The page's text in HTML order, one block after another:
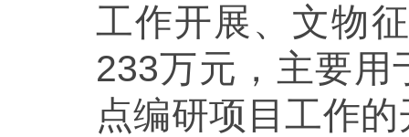
工作开展、文物
233万元，主要用
点编研项目工作